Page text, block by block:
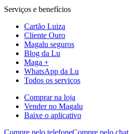
Serviços e benefícios
Cartão Luiza
Cliente Ouro
Magalu seguros
Blog da Lu
Maga +
WhatsApp da Lu
Todos os serviços
Comprar na loja
Vender no Magalu
Baixe o aplicativo
Compre pelo telefoneCompre pelo chat